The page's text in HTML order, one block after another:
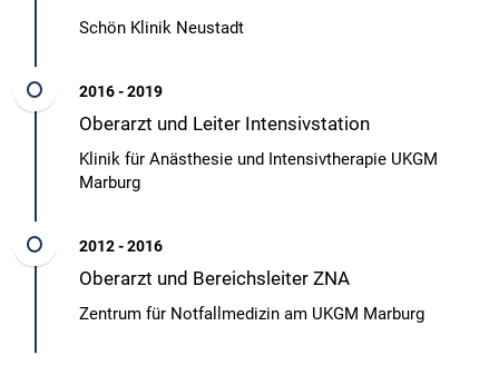
Schön Klinik Neustadt
2016 - 2019
Oberarzt und Leiter Intensivstation
Klinik für Anästhesie und Intensivtherapie UKGM
Marburg
2012 - 2016
Oberarzt und Bereichsleiter ZNA
Zentrum für Notfallmedizin am UKGM Marburg